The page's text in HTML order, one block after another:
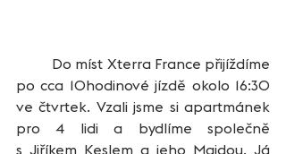
po cca 10hodinové jízdě okolo 16:30
ve čtvrtek. Vzali jsme si apartmánek
pro 4 lidi a bydlíme společně
s Jiříkem Keslem a jeho Majdou. Já